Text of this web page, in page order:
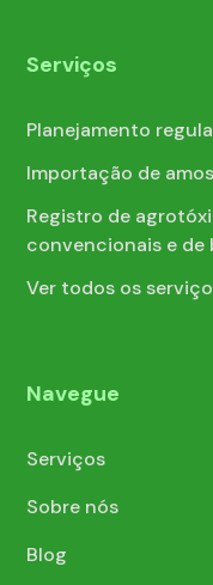
Serviços
Planejamento
Importação de
Registro de
convencionais e de
Ver todos os
Navegue
Serviços
Sobre nós
Blog